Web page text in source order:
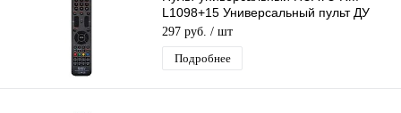
L1098+15 Универсальный пульт ДУ
для разных моделей Телевизоров
297 руб. / шт
Подробнее